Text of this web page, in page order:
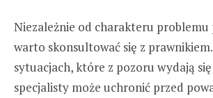
Niezależnie od charakteru problemu
warto skonsultować się z
sytuacjach, które z pozoru wydają
specjalisty może uchronić przed